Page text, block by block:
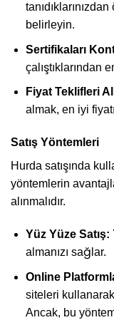
belirleyin.
Sertifikaları
çalıştıklarından
Fiyat Teklifleri
almak, en iyi
Satış Yöntemleri
Hurda satışında
yöntemlerin
alınmalıdır.
Yüz Yüze Satış:
almanızı sağlar.
Online
siteleri
Ancak, bu